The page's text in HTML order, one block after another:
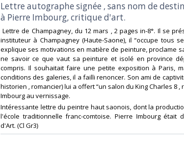
‎Lettre autographe signée , sans nom de
à Pierre Imbourg, critique d'art. ‎
Lettre de Champagney, du 12 mars , 2 pages in-8°. Il se
instituteur à Champagney (Haute-Saone), il “occupe tous
explique ses motivations en matière de peinture, proclame
ne savoir ce que vaut sa peinture et isolé en province
compris. Il souhaitait faire une petite exposition à Paris,
conditions des galeries, il a failli renoncer. Son ami de
historien , romancier) lui a offert “un salon du King Charles 8 ,
Imbourg au vernissage.‎
‎Intéressante lettre du peintre haut saonois, dont la
l'école traditionnelle franc-comtoise. Pierre Imbourg était
d'Art. (Cl Gr3) ‎